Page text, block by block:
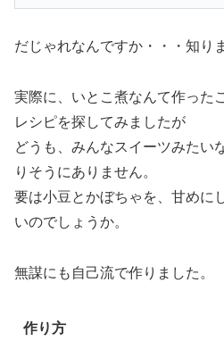
だじゃれなんですか・・・知り
実際に、いとこ煮なんて作った
レシピを探してみましたが
どうも、みんなスイーツみたい
りそうにありません。
要は小豆とかぼちゃを、甘めに
いのでしょうか。
無謀にも自己流で作りました。
作り方